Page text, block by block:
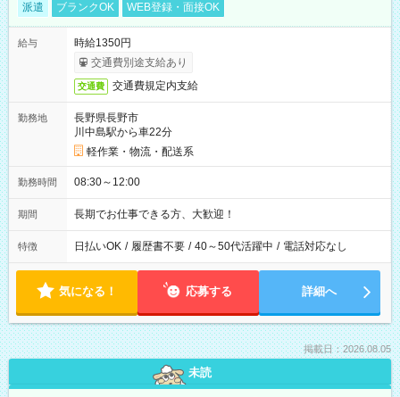
派遣 ブランクOK WEB登録・面接OK
給与
時給1350円
交通費別途支給あり
交通費 交通費規定内支給
勤務地
長野県長野市
川中島駅から車22分
軽作業・物流・配送系
勤務時間 08:30～12:00
期間 長期でお仕事できる方、大歓迎！
特徴 日払いOK / 履歴書不要 / 40～50代活躍中 / 電話対応なし
気になる！ 応募する 詳細へ
掲載日：2026.08.05
未読